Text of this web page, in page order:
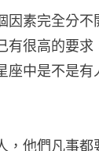
素完全分不
很高的要求
中是不是
他們凡事都